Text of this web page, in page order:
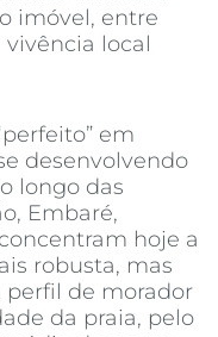
imóvel, entre
local
em
desenvolvendo
longo das
Embaré,
hoje a
robusta, mas
de morador
da praia, pelo